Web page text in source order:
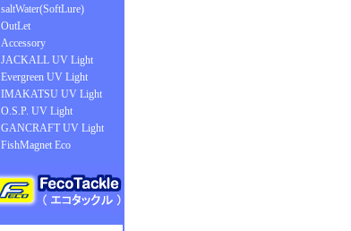
saltWater(SoftLure)
OutLet
Accessory
JACKALL UV Light
Evergreen UV Light
IMAKATSU UV Light
O.S.P. UV Light
GANCRAFT UV Light
FishMagnet Eco